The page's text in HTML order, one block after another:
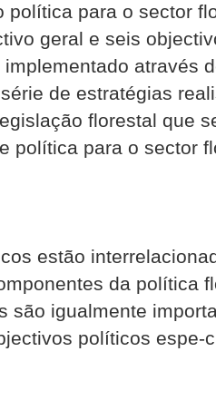
política para o sector
geral e seis
através
de estratégias
florestal que
política para o sector
estão
da política
são igualmente
políticos espe-